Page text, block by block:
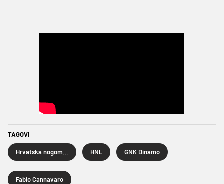
TAGOVI
HNL GNK Dinamo
Fabio Cannavaro